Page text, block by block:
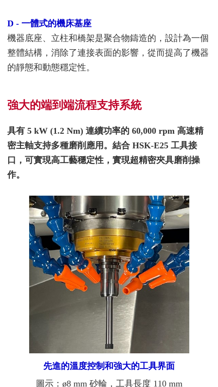
D - 一體式的機床基座
機器底座、立柱和橋架是聚合物鑄造的，設計為一個
整體結構，消除了連接表面的影響，從而提高了機器
的靜態和動態穩定性。
強大的端到端流程支持系統
具有 5 kW (1.2 Nm) 連續功率的 60,000 rpm 高速精
密主軸支持多種磨削應用。結合 HSK-E25 工具接
口，可實現高工藝穩定性，實現超精密夾具磨削操
作。
先進的溫度控制和強大的工具界面
圖示：ø8 mm 砂輪，工具長度 110 mm